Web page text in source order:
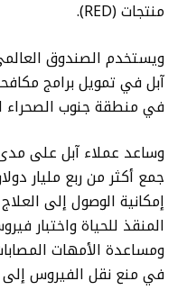
منتجات (RED).
آبل في تمويل برامج
في منطقة جنوب الصحراء
جمع أكثر من ربع مليار
إمكانية الوصول إلى
المنقذ للحياة واختبار
ومساعدة الأمهات
في منع نقل الفيروس